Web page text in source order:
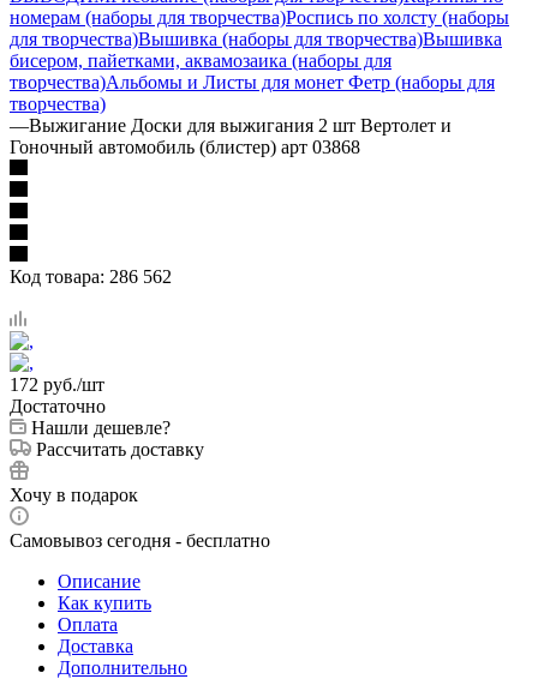
номерам (наборы для творчества)Роспись по холсту (наборы
для творчества)Вышивка (наборы для творчества)Вышивка
бисером, пайетками, аквамозаика (наборы для
творчества)Альбомы и Листы для монет Фетр (наборы для
творчества)
—Выжигание Доски для выжигания 2 шт Вертолет и
Гоночный автомобиль (блистер) арт 03868
Код товара: 286 562
172 руб./шт
Достаточно
Нашли дешевле?
Рассчитать доставку
Хочу в подарок
Самовывоз сегодня - бесплатно
Описание
Как купить
Оплата
Доставка
Дополнительно